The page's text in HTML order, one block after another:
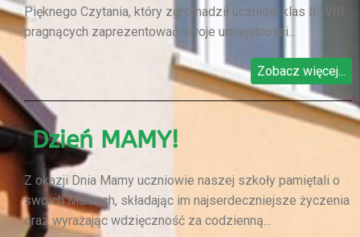
Pięknego Czytania, który zgromadził uczniów klas II–VIII
pragnących zaprezentować swoje umiejętności...
Zobacz więcej...
Dzień MAMY!
Z okazji Dnia Mamy uczniowie naszej szkoły pamiętali o
swoich Mamach, składając im najserdeczniejsze życzenia
oraz wyrażając wdzięczność za codzienną...